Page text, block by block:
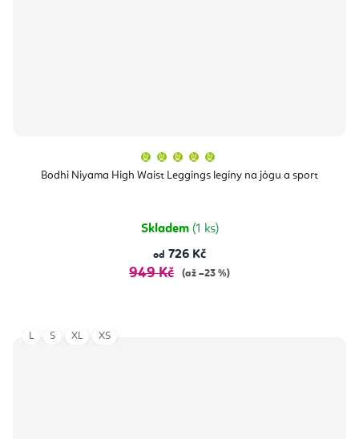
Bodhi Niyama High Waist Leggings legíny na jógu a sport
produktu
je
Skladem (1 ks)
od 726 Kč
949 Kč (až –23 %)
L S XL XS